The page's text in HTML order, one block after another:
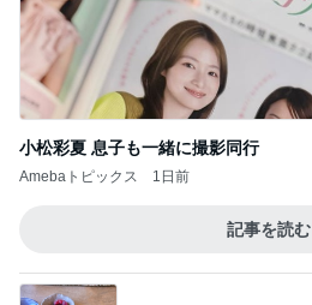
小松彩夏 息子も一緒に撮影同行
Amebaトピックス 1日前
記事を読む